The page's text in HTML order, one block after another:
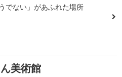
でない」があふれた場所
美術館